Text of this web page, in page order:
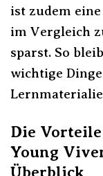
ist zudem
im Vergleich
sparst. So
wichtige
Die
Young
Überblick